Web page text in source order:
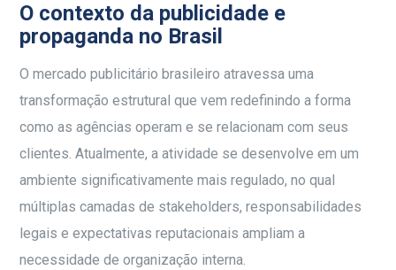
O contexto da publicidade e
propaganda no Brasil
O mercado publicitário brasileiro atravessa uma
transformação estrutural que vem redefinindo a forma
como as agências operam e se relacionam com seus
clientes. Atualmente, a atividade se desenvolve em um
ambiente significativamente mais regulado, no qual
múltiplas camadas de stakeholders, responsabilidades
legais e expectativas reputacionais ampliam a
necessidade de organização interna.